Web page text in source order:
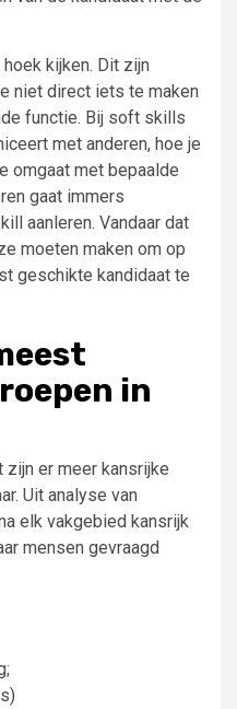
kijken. Dit zijn
niet direct iets te maken
functie. Bij soft skills
met anderen, hoe je
omgaat met bepaalde
gaat immers
aanleren. Vandaar dat
moeten maken om op
geschikte kandidaat te
in
zijn er meer kansrijke
Uit analyse van
elk vakgebied kansrijk
mensen gevraagd